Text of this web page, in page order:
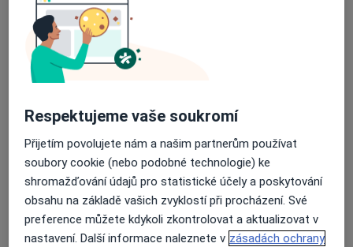
Dostupnost
Na této adrese online kalendář není aktivní
Způsoby platby (soukromé návštěvy)
Na teto adrese lékař přijímá pacienty na pojišťovnu
Detaily
Víceo adrese
Respektujeme vaše soukromí
Přijetím povolujete nám a našim partnerům používat
soubory cookie (nebo podobné technologie) ke
shromažďování údajů pro statistické účely a poskytování
obsahu na základě vašich zvyklostí při procházení. Své
preference můžete kdykoli zkontrolovat a aktualizovat v
nastavení. Další informace naleznete v zásadách ochrany